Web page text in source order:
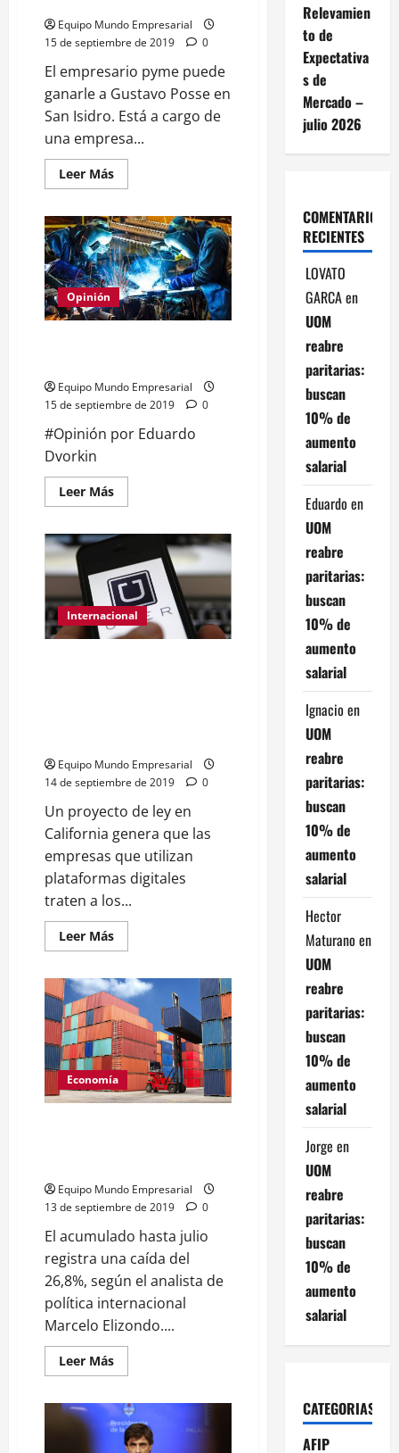
Equipo Mundo Empresarial
15 de septiembre de 2019
0
El empresario pyme puede
ganarle a Gustavo Posse en
San Isidro. Está a cargo de
una empresa...
Leer MásLeer
más
Federico
Gelay,
el
empresario
pyme
que
puede
llegar
a
isidro
Opinión
Equipo Mundo Empresarial
15 de septiembre de 2019
0
#Opinión por Eduardo
Dvorkin
Leer MásLeer
más
Dar
impulso
a
una
relación
virtuosa
Internacional
Equipo Mundo Empresarial
14 de septiembre de 2019
0
Un proyecto de ley en
California genera que las
empresas que utilizan
plataformas digitales
traten a los...
Leer MásLeer
más
California:
se
aprobó
una
ley
que
obliga
a
Uber
a
rige
también
para
plataformas
Economía
Equipo Mundo Empresarial
13 de septiembre de 2019
0
El acumulado hasta julio
registra una caída del
26,8%, según el analista de
política internacional
Marcelo Elizondo....
Leer MásLeer
más
En
el
primer
semestre,
Relevamien
to de
Expectativa
s de
Mercado –
julio 2026
COMENTARIOS
RECIENTES
LOVATO
GARCAen
UOM
reabre
paritarias:
buscan
10% de
aumento
salarial
Eduardo en
UOM
reabre
paritarias:
buscan
10% de
aumento
salarial
Ignacio en
UOM
reabre
paritarias:
buscan
10% de
aumento
salarial
Hector
Maturano en
UOM
reabre
paritarias:
buscan
10% de
aumento
salarial
Jorge en
UOM
reabre
paritarias:
buscan
10% de
aumento
salarial
CATEGORIAS
AFIP